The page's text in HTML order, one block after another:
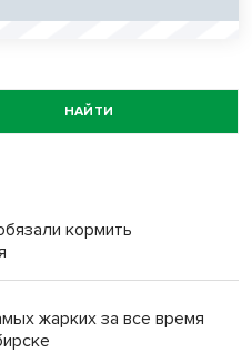
НАЙТИ
кормить
жарких за все время